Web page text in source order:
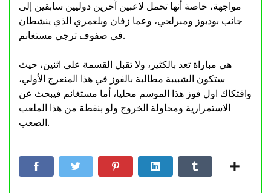
مواجهة، خاصة أنها تحمل لاعبين آخرين دوليين سابقين إلى
جانب بودبوز ومبرلحي، وعما زفان وبلعمري الذي ينشطان
في صفوف ترجي مستغانم.
هي مباراة تعد بالكثير، ولا تقبل القسمة على اثنين، حيث
ستكون الشبيبة مطالبة بالفوز في هذا المنعرج الأولي،
وافتكاك اول فوز هذا الموسم محليا، أما مستغانم فيبحث عن
الاستمرارية ومحاولة الخروج ولو بنقطة من هذا الملعب
الصعب.